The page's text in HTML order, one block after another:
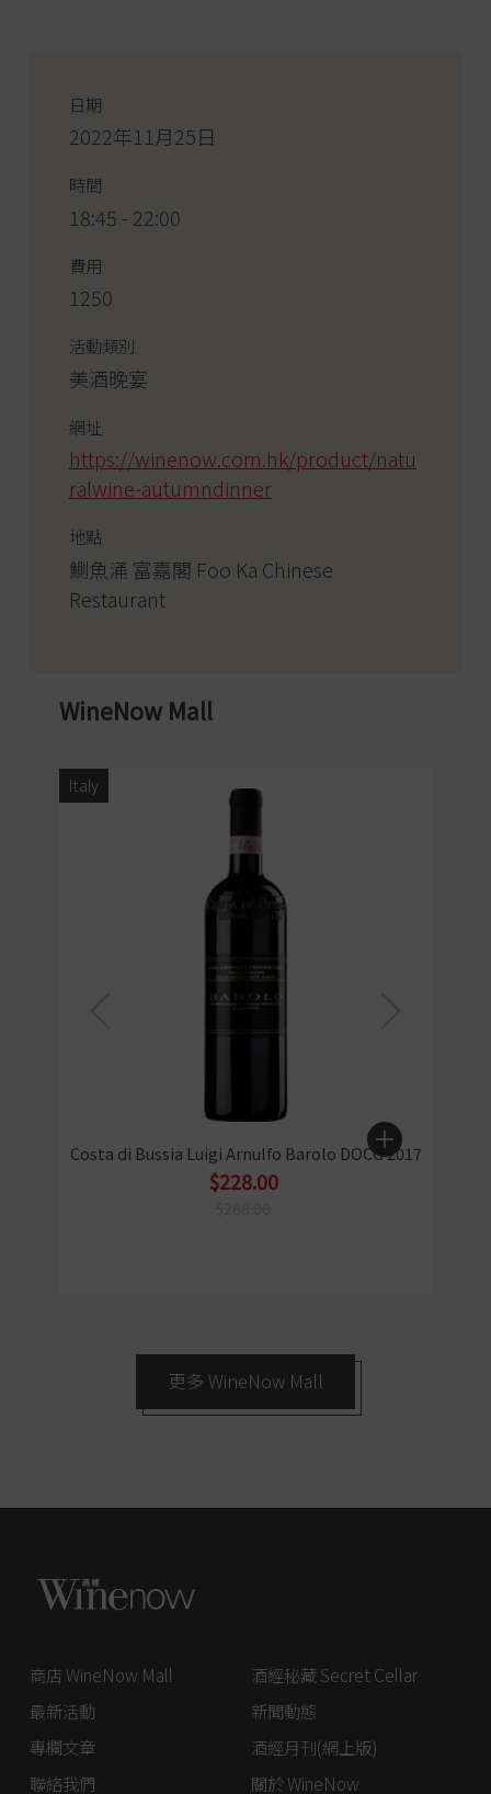
日期
2022年11月25日
時間
18:45 - 22:00
費用
1250
活動類別
美酒晚宴
網址
https://winenow.com.hk/product/natu
ralwine-autumndinner
地點
鰂魚涌 富嘉閣 Foo Ka Chinese
Restaurant
WineNow Mall
Italy
Costa di Bussia Luigi Arnulfo Barolo DOCG 2017
$228.00
更多 WineNow Mall
商店 WineNow Mall
酒經秘藏 Secret Cellar
最新活動
新聞動態
專欄文章
酒經月刊(網上版)
聯絡我們
關於 WineNow